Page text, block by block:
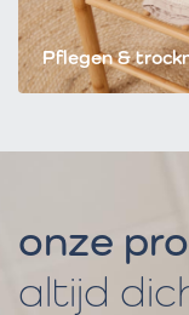
Pflegen &
onze
altijd